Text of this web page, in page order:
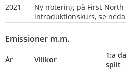
2021
Ny notering på First
introduktionskurs, se
Emissioner m.m.
År Villkor
1:a
split